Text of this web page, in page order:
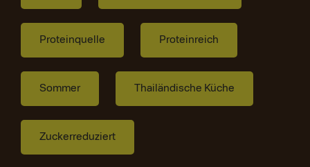
Proteinquelle Proteinreich
Sommer Thailändische Küche
Zuckerreduziert